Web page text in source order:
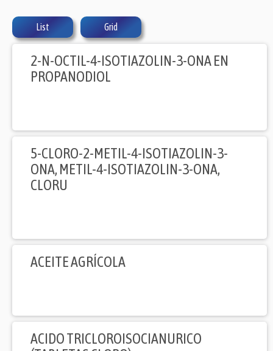
List Grid
2-N-OCTIL-4-ISOTIAZOLIN-3-ONA EN
PROPANODIOL
5-CLORO-2-METIL-4-ISOTIAZOLIN-3-
ONA, METIL-4-ISOTIAZOLIN-3-ONA,
CLORU
ACEITE AGRÍCOLA
ACIDO TRICLOROISOCIANURICO